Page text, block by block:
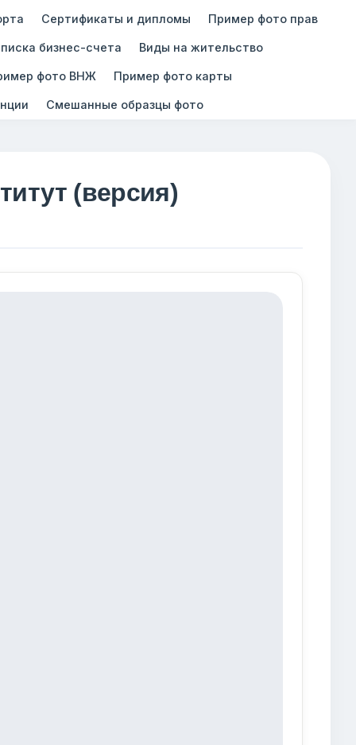
Сертификаты и дипломы Пример фото прав
бизнес-счета Виды на жительство
фото ВНЖ Пример фото карты
Смешанные образцы фото
(версия)